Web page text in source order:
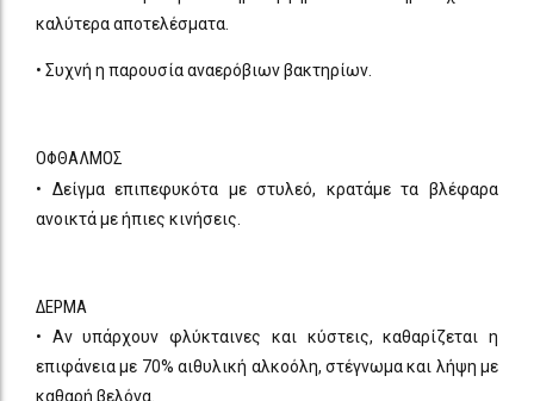
καλύτερα αποτελέσματα.
• Συχνή η παρουσία αναερόβιων βακτηρίων.
ΟΦΘΑΛΜΟΣ
• Δείγμα επιπεφυκότα με στυλεό, κρατάμε τα βλέφαρα
ανοικτά με ήπιες κινήσεις.
ΔΕΡΜΑ
• Αν υπάρχουν φλύκταινες και κύστεις, καθαρίζεται η
επιφάνεια με 70% αιθυλική αλκοόλη, στέγνωμα και λήψη με
καθαρή βελόνα.